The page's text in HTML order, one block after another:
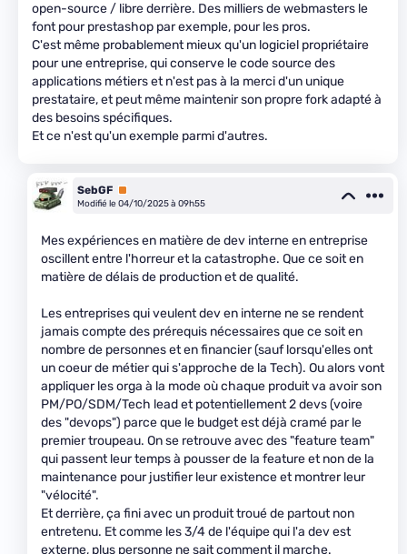
open-source / libre derrière. Des milliers de webmasters le
font pour prestashop par exemple, pour les pros.
C'est même probablement mieux qu'un logiciel propriétaire
pour une entreprise, qui conserve le code source des
applications métiers et n'est pas à la merci d'un unique
prestataire, et peut même maintenir son propre fork adapté à
des besoins spécifiques.
Et ce n'est qu'un exemple parmi d'autres.
SebGF Premium
Modifié le 04/10/2025 à 09h55
Mes expériences en matière de dev interne en entreprise
oscillent entre l'horreur et la catastrophe. Que ce soit en
matière de délais de production et de qualité.
Les entreprises qui veulent dev en interne ne se rendent
jamais compte des prérequis nécessaires que ce soit en
nombre de personnes et en financier (sauf lorsqu'elles ont
un coeur de métier qui s'approche de la Tech). Ou alors vont
appliquer les orga à la mode où chaque produit va avoir son
PM/PO/SDM/Tech lead et potentiellement 2 devs (voire
des "devops") parce que le budget est déjà cramé par le
premier troupeau. On se retrouve avec des "feature team"
qui passent leur temps à pousser de la feature et non de la
maintenance pour justifier leur existence et montrer leur
"vélocité".
Et derrière, ça fini avec un produit troué de partout non
entretenu. Et comme les 3/4 de l'équipe qui l'a dev est
externe, plus personne ne sait comment il marche.